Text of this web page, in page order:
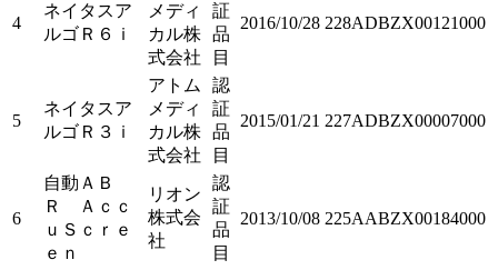
4
ネイタスア
ルゴＲ６ｉ
メディ
カル株
式会社
証
品
目
2016/10/28 228ADBZX00121000
5
ネイタスア
ルゴＲ３ｉ
アトム
メディ
カル株
式会社
認
証
品
目
2015/01/21 227ADBZX00007000
6
自動ＡＢ
Ｒ Ａｃｃ
ｕＳｃｒｅ
ｅｎ
リオン
株式会
社
認
証
品
目
2013/10/08 225AABZX00184000